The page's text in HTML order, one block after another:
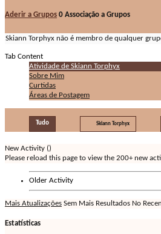
Aderir a Grupos 0 Associação a Grupos
Skiann Torphyx não é membro de qualquer
Tab Content
Atividade de Skiann Torphyx
Sobre Mim
Curtidas
Áreas de Postagem
Tudo Skiann Torphyx
New Activity ()
Please reload this page to view the 200+ new
Older Activity
Mais Atualizações Sem Mais Resultados No
Estatísticas